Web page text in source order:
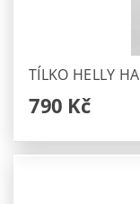
TÍLKO HELLY
790 Kč